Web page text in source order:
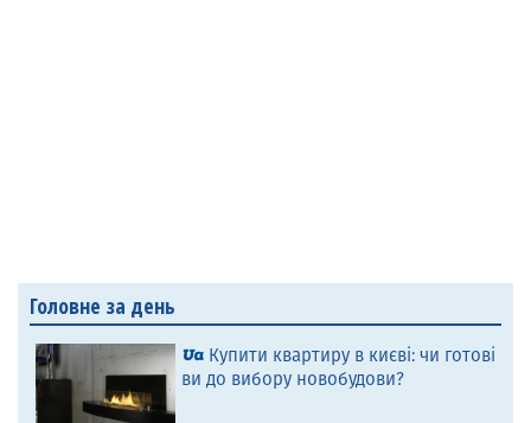
Головне за день
Купити квартиру в києві: чи готові
ви до вибору новобудови?